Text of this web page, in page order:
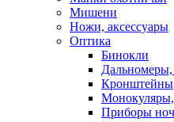
Мишени
Ножи, аксессуары
Оптика
Бинокли
Кронштейны
Приборы